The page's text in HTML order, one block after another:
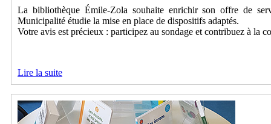
La bibliothèque Émile-Zola souhaite enrichir son offre de
Municipalité étudie la mise en place de dispositifs adaptés.
Votre avis est précieux : participez au sondage et contribuez à la
Lire la suite